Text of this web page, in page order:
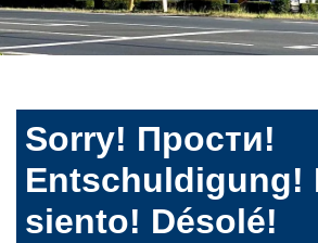
Sorry! Прости!
Entschuldigung!
siento! Désolé!